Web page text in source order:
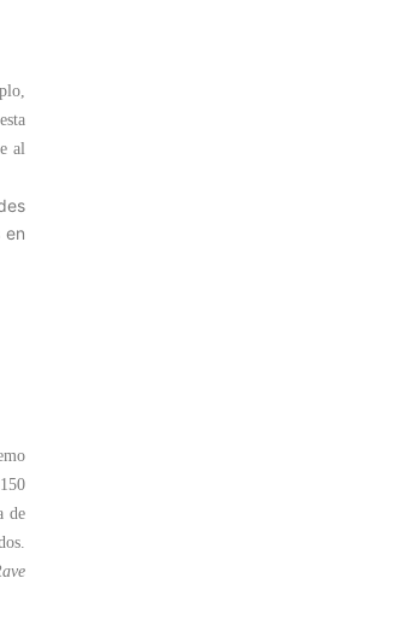
al
en
de